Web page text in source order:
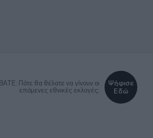
Πότε θα θέλατε να γίνουν οι
επόμενες εθνικές εκλογές;
Ψήφισε
Εδώ